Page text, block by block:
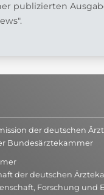
publizierten
der deutschen
Bundesärztekammer
der deutschen
Forschung und